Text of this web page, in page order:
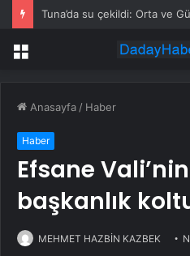
Menü
Anasayfa / Haber
Haber
Efsane
başkanlık
MEHMET HAZBİN KAZBEK